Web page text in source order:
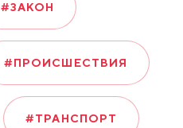
#ЗАКОН
#ПРОИСШЕСТВИЯ
#ТРАНСПОРТ